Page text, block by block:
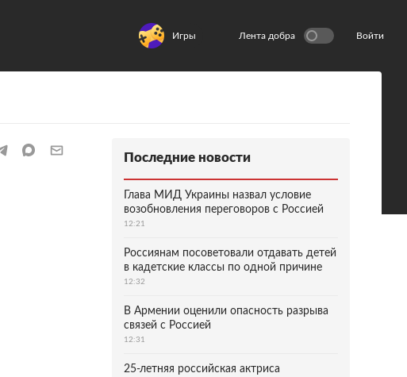
Игры Лента добра Войти
Последние новости
Глава МИД Украины назвал условие
возобновления переговоров с Россией
12:21
Россиянам посоветовали отдавать детей
в кадетские классы по одной причине
12:32
В Армении оценили опасность разрыва
связей с Россией
12:31
25-летняя российская актриса